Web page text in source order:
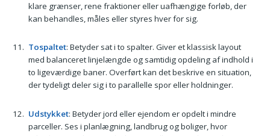
klare grænser, rene fraktioner eller uafhængige forløb, der
kan behandles, måles eller styres hver for sig.
Tospaltet: Betyder sat i to spalter. Giver et klassisk layout
med balanceret linjelængde og samtidig opdeling af indhold i
to ligeværdige baner. Overført kan det beskrive en situation,
der tydeligt deler sig i to parallelle spor eller holdninger.
Udstykket: Betyder jord eller ejendom er opdelt i mindre
parceller. Ses i planlægning, landbrug og boliger, hvor